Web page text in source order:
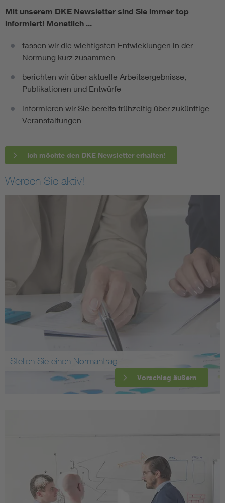
Mit unserem DKE Newsletter sind Sie immer top
informiert! Monatlich ...
fassen wir die wichtigsten Entwicklungen in der
Normung kurz zusammen
berichten wir über aktuelle Arbeitsergebnisse,
Publikationen und Entwürfe
informieren wir Sie bereits frühzeitig über zukünftige
Veranstaltungen
Ich möchte den DKE Newsletter erhalten!
Werden Sie aktiv!
Stellen Sie einen Normantrag
Vorschlag äußern